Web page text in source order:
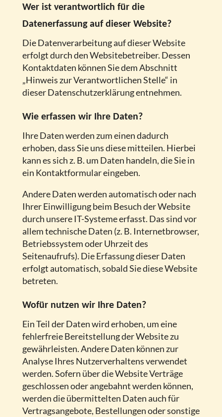
Wer ist verantwortlich für die
Datenerfassung auf dieser Website?
Die Datenverarbeitung auf dieser Website
erfolgt durch den Websitebetreiber. Dessen
Kontaktdaten können Sie dem Abschnitt
„Hinweis zur Verantwortlichen Stelle“ in
dieser Datenschutzerklärung entnehmen.
Wie erfassen wir Ihre Daten?
Ihre Daten werden zum einen dadurch
erhoben, dass Sie uns diese mitteilen. Hierbei
kann es sich z. B. um Daten handeln, die Sie in
ein Kontaktformular eingeben.
Andere Daten werden automatisch oder nach
Ihrer Einwilligung beim Besuch der Website
durch unsere IT-Systeme erfasst. Das sind vor
allem technische Daten (z. B. Internetbrowser,
Betriebssystem oder Uhrzeit des
Seitenaufrufs). Die Erfassung dieser Daten
erfolgt automatisch, sobald Sie diese Website
betreten.
Wofür nutzen wir Ihre Daten?
Ein Teil der Daten wird erhoben, um eine
fehlerfreie Bereitstellung der Website zu
gewährleisten. Andere Daten können zur
Analyse Ihres Nutzerverhaltens verwendet
werden. Sofern über die Website Verträge
geschlossen oder angebahnt werden können,
werden die übermittelten Daten auch für
Vertragsangebote, Bestellungen oder sonstige